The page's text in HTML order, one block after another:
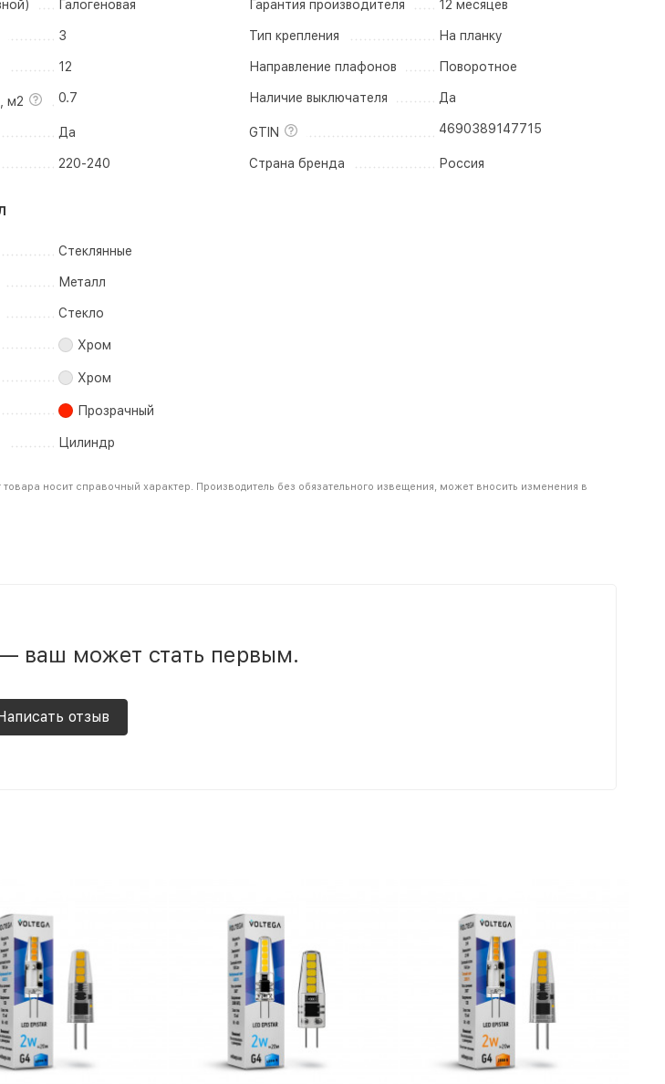
Галогеновая
3
12
м2 0.7
Да
220-240
Стеклянные
Металл
Стекло
Хром
Хром
Прозрачный
Цилиндр
Гарантия производителя 12 месяцев
Тип крепления На планку
Направление плафонов Поворотное
Наличие выключателя Да
GTIN 4690389147715
Страна бренда Россия
носит справочный характер. Производитель без обязательного извещения, может вносить изменения в
ваш может стать первым.
отзыв